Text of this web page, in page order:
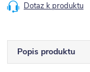
Dotaz k produktu
Popis produktu